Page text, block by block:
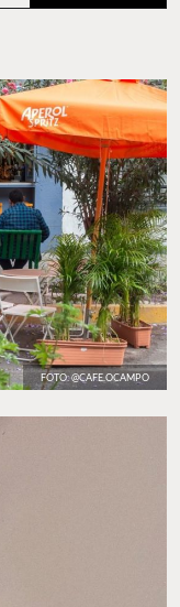
FOTO: @CAFE.OCAMPO